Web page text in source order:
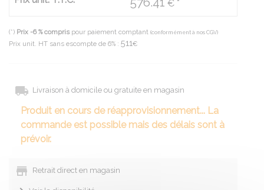
€ *
(*) Prix -6 % compris pour paiement comptant (conformément à nos CGV)
Prix unit. HT sans escompte de 6% : 511€
Livraison à domicile ou gratuite en magasin
Produit en cours de réapprovisionnement... La
commande est possible mais des délais sont à
prévoir.
Retrait direct en magasin